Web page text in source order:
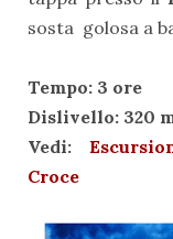
sosta golosa a
Tempo: 3 ore
Dislivello: 320
Vedi:
Croce